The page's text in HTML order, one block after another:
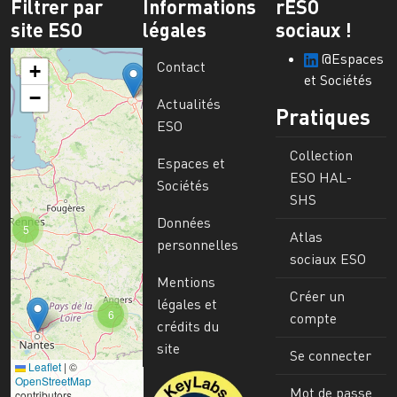
Filtrer par
site ESO
6
5
+
−
Leaflet | ©
OpenStreetMap
Informations
légales
Contact
Actualités
ESO
Espaces et
Sociétés
Données
personnelles
Mentions
légales et
crédits du
site
Image
rESO
sociaux !
@Espaces
et Sociétés
Pratiques
Collection
ESO HAL-
SHS
Atlas
sociaux ESO
Créer un
compte
Se connecter
Mot de passe